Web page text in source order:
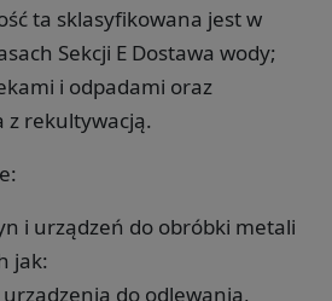
ta sklasyfikowana jest w
Sekcji E Dostawa wody;
i odpadami oraz
z rekultywacją.
i urządzeń do obróbki metali
jak:
do odlewania,